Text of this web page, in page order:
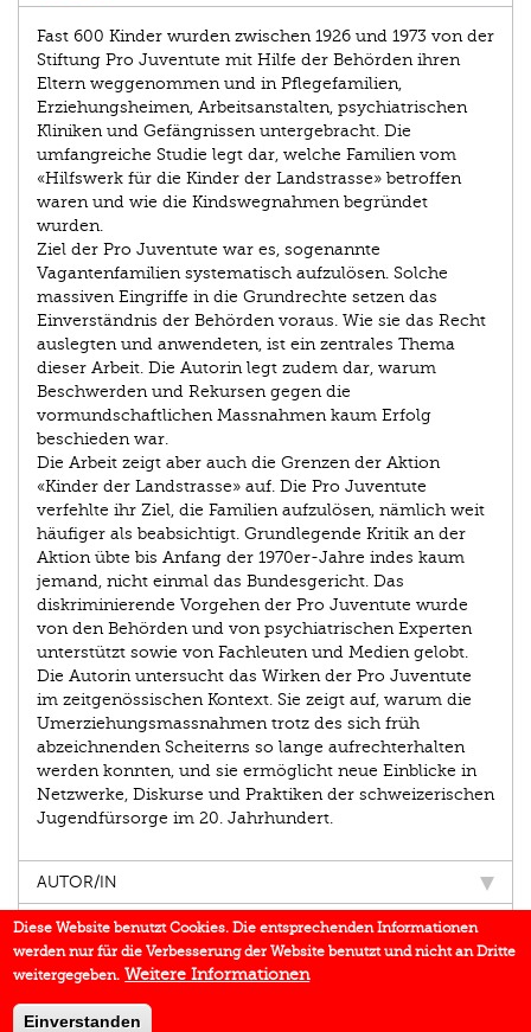
Fast 600 Kinder wurden zwischen 1926 und 1973 von der
Stiftung Pro Juventute mit Hilfe der Behörden ihren
Eltern weggenommen und in Pflegefamilien,
Erziehungsheimen, Arbeitsanstalten, psychiatrischen
Kliniken und Gefängnissen untergebracht. Die
umfangreiche Studie legt dar, welche Familien vom
«Hilfswerk für die Kinder der Landstrasse» betroffen
waren und wie die Kindswegnahmen begründet
wurden.
Ziel der Pro Juventute war es, sogenannte
Vagantenfamilien systematisch aufzulösen. Solche
massiven Eingriffe in die Grundrechte setzen das
Einverständnis der Behörden voraus. Wie sie das Recht
auslegten und anwendeten, ist ein zentrales Thema
dieser Arbeit. Die Autorin legt zudem dar, warum
Beschwerden und Rekursen gegen die
vormundschaftlichen Massnahmen kaum Erfolg
beschieden war.
Die Arbeit zeigt aber auch die Grenzen der Aktion
«Kinder der Landstrasse» auf. Die Pro Juventute
verfehlte ihr Ziel, die Familien aufzulösen, nämlich weit
häufiger als beabsichtigt. Grundlegende Kritik an der
Aktion übte bis Anfang der 1970er-Jahre indes kaum
jemand, nicht einmal das Bundesgericht. Das
diskriminierende Vorgehen der Pro Juventute wurde
von den Behörden und von psychiatrischen Experten
unterstützt sowie von Fachleuten und Medien gelobt.
Die Autorin untersucht das Wirken der Pro Juventute
im zeitgenössischen Kontext. Sie zeigt auf, warum die
Umerziehungsmassnahmen trotz des sich früh
abzeichnenden Scheiterns so lange aufrechterhalten
werden konnten, und sie ermöglicht neue Einblicke in
Netzwerke, Diskurse und Praktiken der schweizerischen
Jugendfürsorge im 20. Jahrhundert.
AUTOR/IN
EINBLICK
IN DEN MEDIEN
DOWNLOADS
Diese Website benutzt Cookies. Die entsprechenden Informationen
werden nur für die Verbesserung der Website benutzt und nicht an Dritte
weitergegeben. Weitere Informationen
Einverstanden